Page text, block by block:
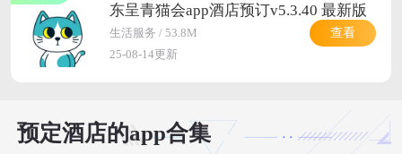
东呈青猫会app酒店预订v5.3.40 最新版
生活服务 / 53.8M
25-08-14更新
查看
预定酒店的app合集